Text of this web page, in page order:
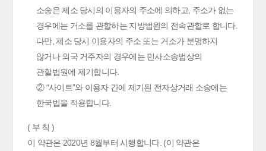
소송은 제소 당시의 이용자의 주소에 의하고, 주소가 없는
경우에는 거소를 관할하는 지방법원의 전속관할로 합니다.
다만, 제소 당시 이용자의 주소 또는 거소가 분명하지
않거나 외국 거주자의 경우에는 민사소송법상의
관할법원에 제기합니다.
② “사이트”와 이용자 간에 제기된 전자상거래 소송에는
한국법을 적용합니다.
( 부 칙 )
이 약관은 2020년 8월부터 시행합니다. (이 약관은